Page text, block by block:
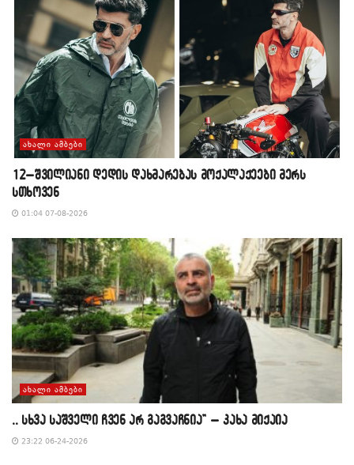
ᲐᲮᲐᲚᲘ ᲐᲛᲑᲔᲑᲘ
12–შვილიანი დედის დახმარებას მოქალაქეები მერს
სთხოვენ
01:04 07-08-2026
ᲐᲮᲐᲚᲘ ᲐᲛᲑᲔᲑᲘ
,, სხვა საშველი ჩვენ არ გაგვაჩნია” – კახა მიქაია
23:22 06-24-2026